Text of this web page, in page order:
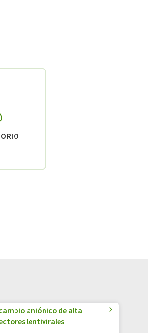
aniónico de alta
lentivirales